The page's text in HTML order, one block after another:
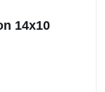
14x10